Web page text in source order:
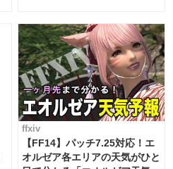
ffxiv
【FF14】パッチ7.25対応！エ
オルゼア各エリアの天気がひと